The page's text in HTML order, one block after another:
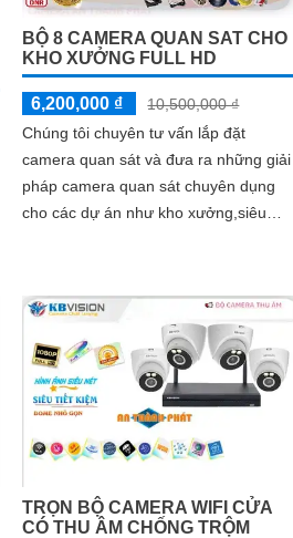
BỘ 8 CAMERA QUAN SAT CHO
KHO XƯỞNG FULL HD
6,200,000 ₫
10,500,000 ₫
Chúng tôi chuyên tư vấn lắp đặt
camera quan sát và đưa ra những giải
pháp camera quan sát chuyên dụng
cho các dự án như kho xưởng,siêu
TRỌN BỘ CAMERA WIFI CỬA
CÓ THU ÂM CHỐNG TRỘM